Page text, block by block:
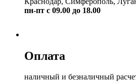
пн-пт с 09.00 до 18.00
Оплата
наличный и безналичный